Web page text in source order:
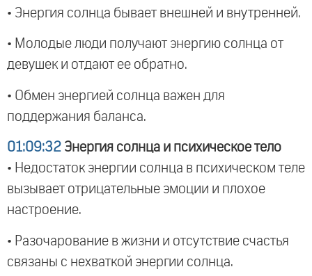
• Энергия солнца бывает внешней и внутренней.
• Молодые люди получают энергию солнца от
девушек и отдают ее обратно.
• Обмен энергией солнца важен для
поддержания баланса.
01:09:32 Энергия солнца и психическое тело
• Недостаток энергии солнца в психическом теле
вызывает отрицательные эмоции и плохое
настроение.
• Разочарование в жизни и отсутствие счастья
связаны с нехваткой энергии солнца.